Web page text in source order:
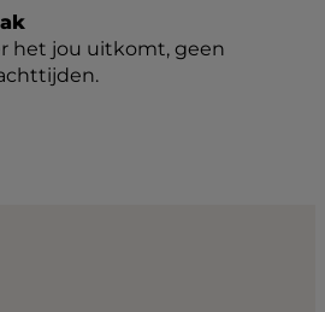
het jou uitkomt, geen